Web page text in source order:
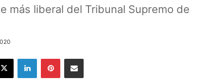
más liberal del Tribunal Supremo de
X LinkedInPinterestShare via Email